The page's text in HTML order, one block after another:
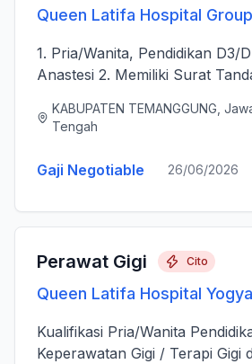
Queen Latifa Hospital Group
1. Pria/Wanita, Pendidikan D3/
Anastesi 2. Memiliki Surat
kepenataan anestesi sebelum,
sesudah Tindakan Operasi 3....
KABUPATEN TEMANGGUNG,
Tengah
Gaji Negotiable 26/06/2026
Perawat Gigi Cito
Queen Latifa Hospital
Kualifikasi Pria/Wanita
Keperawatan Gigi / Terapi Gigi